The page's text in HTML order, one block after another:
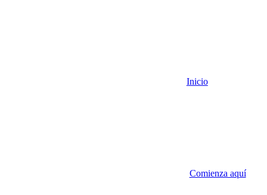
Inicio
Comienza aquí